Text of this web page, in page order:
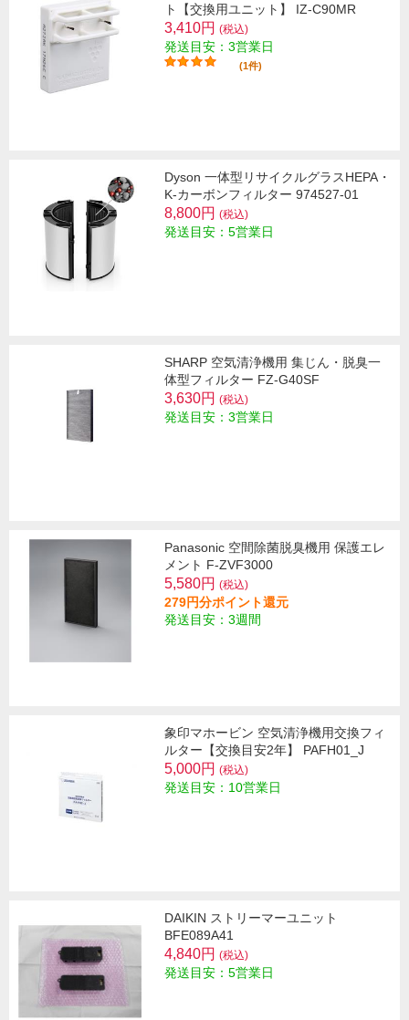
ト【交換用ユニット】 IZ-C90MR
3,410円 (税込)
発送目安：3営業日
(1件)
Dyson 一体型リサイクルグラスHEPA・
K‐カーボンフィルター 974527-01
8,800円 (税込)
発送目安：5営業日
SHARP 空気清浄機用 集じん・脱臭一
体型フィルター FZ-G40SF
3,630円 (税込)
発送目安：3営業日
Panasonic 空間除菌脱臭機用 保護エレ
メント F-ZVF3000
5,580円 (税込)
279円分ポイント還元
発送目安：3週間
象印マホービン 空気清浄機用交換フィ
ルター【交換目安2年】 PAFH01_J
5,000円 (税込)
発送目安：10営業日
DAIKIN ストリーマーユニット
BFE089A41
4,840円 (税込)
発送目安：5営業日